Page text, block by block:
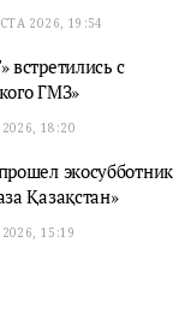
2026, 19:54
встретились с
ГМЗ»
18:20
экосубботник
Қазақстан»
15:19